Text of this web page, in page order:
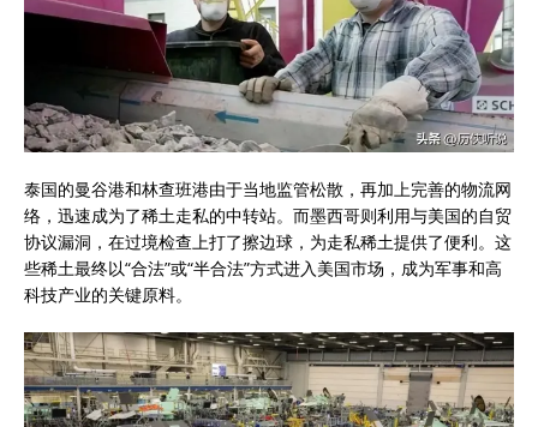
泰国的曼谷港和林查班港由于当地监管松散，再加上完善的物流网
络，迅速成为了稀土走私的中转站。而墨西哥则利用与美国的自贸
协议漏洞，在过境检查上打了擦边球，为走私稀土提供了便利。这
些稀土最终以“合法”或“半合法”方式进入美国市场，成为军事和高
科技产业的关键原料。